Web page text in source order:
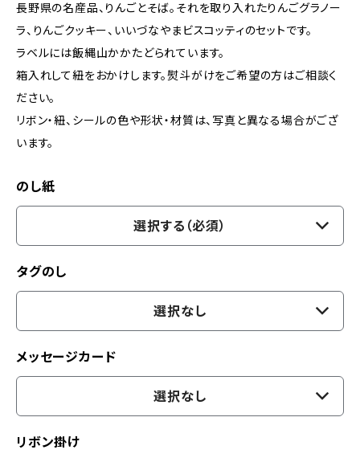
長野県の名産品、りんごとそば。それを取り入れたりんごグラノー
ラ、りんごクッキー、いいづなやまビスコッティのセットです。
ラベルには飯縄山かかたどられています。
箱入れして紐をおかけします。熨斗がけをご希望の方はご相談く
ださい。
リボン・紐、シールの色や形状・材質は、写真と異なる場合がござ
います。
のし紙
選択する（必須）
タグのし
選択なし
メッセージカード
選択なし
リボン掛け